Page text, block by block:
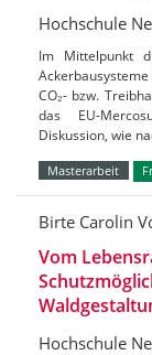
Hochschule
Im Mittelpunkt
CO₂- bzw.
das EU-
Diskussion, wie
Masterarbeit
Birte Carolin
Vom
Hochschule